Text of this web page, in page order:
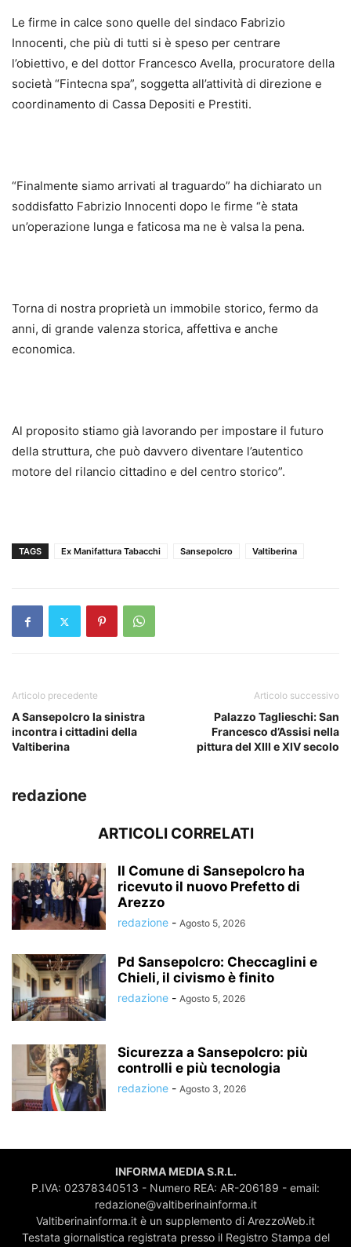
Le firme in calce sono quelle del sindaco Fabrizio
Innocenti, che più di tutti si è speso per centrare
l’obiettivo, e del dottor Francesco Avella, procuratore della
società “Fintecna spa”, soggetta all’attività di direzione e
coordinamento di Cassa Depositi e Prestiti.
“Finalmente siamo arrivati al traguardo” ha dichiarato un
soddisfatto Fabrizio Innocenti dopo le firme “è stata
un’operazione lunga e faticosa ma ne è valsa la pena.
Torna di nostra proprietà un immobile storico, fermo da
anni, di grande valenza storica, affettiva e anche
economica.
Al proposito stiamo già lavorando per impostare il futuro
della struttura, che può davvero diventare l’autentico
motore del rilancio cittadino e del centro storico”.
TAGS Ex Manifattura Tabacchi Sansepolcro Valtiberina
Articolo precedente
A Sansepolcro la sinistra
incontra i cittadini della
Valtiberina
Articolo successivo
Palazzo Taglieschi: San
Francesco d’Assisi nella
pittura del XIII e XIV secolo
redazione
ARTICOLI CORRELATI
Il Comune di Sansepolcro ha
ricevuto il nuovo Prefetto di
Arezzo
redazione - Agosto 5, 2026
Pd Sansepolcro: Checcaglini e
Chieli, il civismo è finito
redazione - Agosto 5, 2026
Sicurezza a Sansepolcro: più
controlli e più tecnologia
redazione - Agosto 3, 2026
INFORMA MEDIA S.R.L.
P.IVA: 02378340513 - Numero REA: AR-206189 - email:
redazione@valtiberinainforma.it
Valtiberinainforma.it è un supplemento di ArezzoWeb.it
Testata giornalistica registrata presso il Registro Stampa del